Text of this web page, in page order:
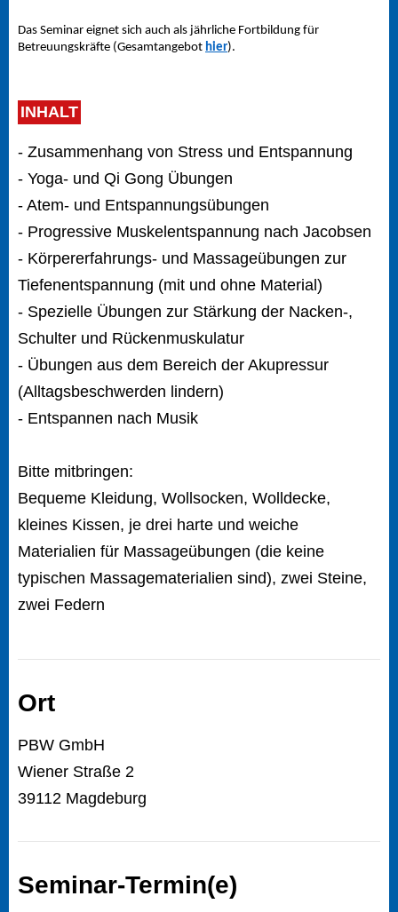
Das Seminar eignet sich auch als jährliche Fortbildung für
Betreuungskräfte (Gesamtangebot hier).
INHALT
- Zusammenhang von Stress und Entspannung
- Yoga- und Qi Gong Übungen
- Atem- und Entspannungsübungen
- Progressive Muskelentspannung nach Jacobsen
- Körpererfahrungs- und Massageübungen zur
Tiefenentspannung (mit und ohne Material)
- Spezielle Übungen zur Stärkung der Nacken-,
Schulter und Rückenmuskulatur
- Übungen aus dem Bereich der Akupressur
(Alltagsbeschwerden lindern)
- Entspannen nach Musik
Bitte mitbringen:
Bequeme Kleidung, Wollsocken, Wolldecke,
kleines Kissen, je drei harte und weiche
Materialien für Massageübungen (die keine
typischen Massagematerialien sind), zwei Steine,
zwei Federn
Ort
PBW GmbH
Wiener Straße 2
39112 Magdeburg
Seminar-Termin(e)